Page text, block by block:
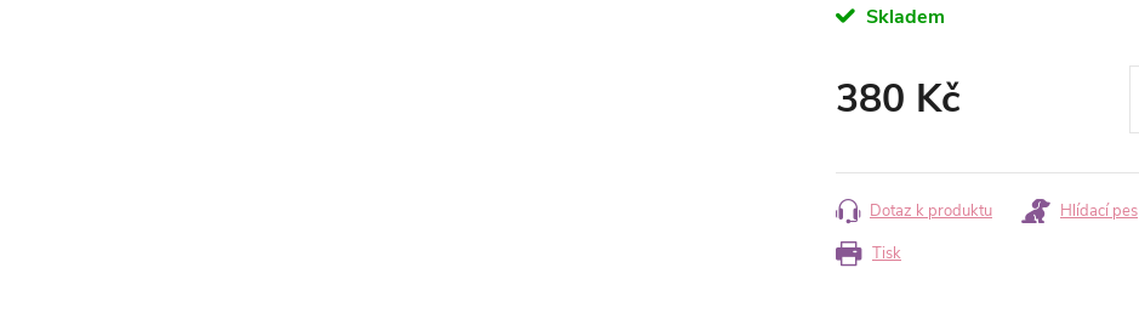
Skladem
380 Kč
Tisk
Dotaz k produktu Hlídací pes